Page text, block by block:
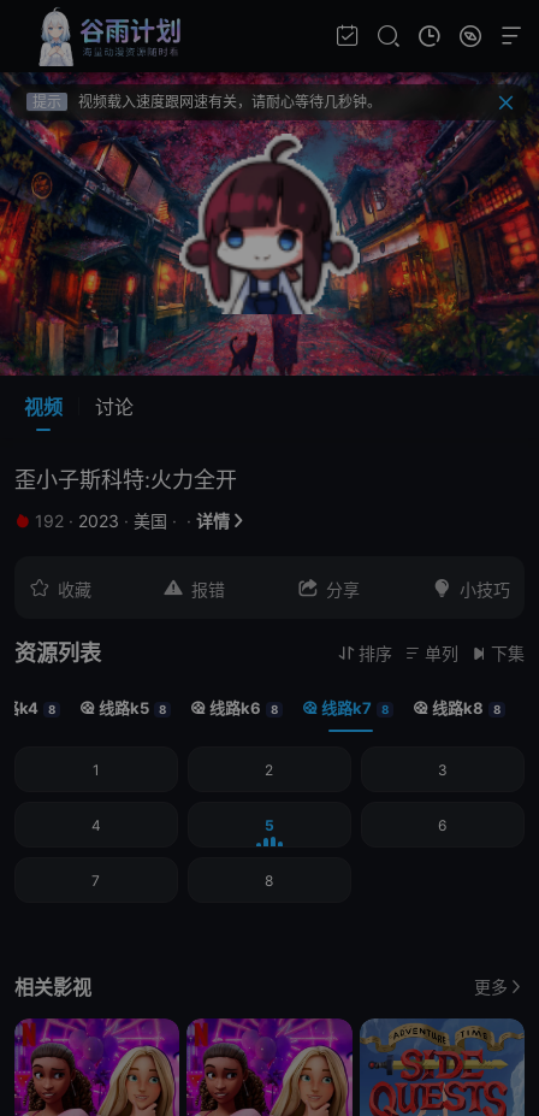
提示
不要轻易相信视频中的广告，谨防上当受骗!
提示
提示
视频载入速度跟网速有关，请耐心等待几秒钟。
提示
不要轻易相信视频中的广告，谨防上当受骗!
视频 讨论
歪小子斯科特:火力全开
 192 · 2023 · 美国 · · 详情 
 收藏  报错  分享  小技巧
资源列表  排序  单列  下集
k4 8  线路k5 8  线路k6 8  线路k7 8  线路k8 8
1 2 3
4 5 6
7 8
相关影视 更多